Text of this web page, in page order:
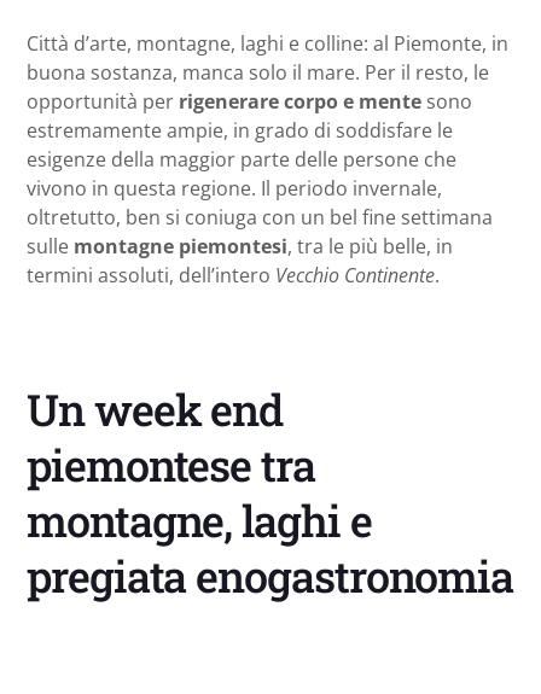
Città d’arte, montagne, laghi e colline: al Piemonte, in
buona sostanza, manca solo il mare. Per il resto, le
opportunità per rigenerare corpo e mente sono
estremamente ampie, in grado di soddisfare le
esigenze della maggior parte delle persone che
vivono in questa regione. Il periodo invernale,
oltretutto, ben si coniuga con un bel fine settimana
sulle montagne piemontesi, tra le più belle, in
termini assoluti, dell’intero Vecchio Continente.
Un week end
piemontese tra
montagne, laghi e
pregiata enogastronomia